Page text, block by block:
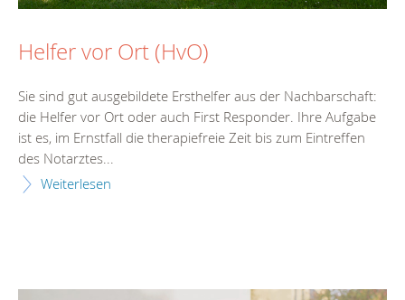
Helfer vor Ort (HvO)
Sie sind gut ausgebildete Ersthelfer aus der Nachbarschaft:
die Helfer vor Ort oder auch First Responder. Ihre Aufgabe
ist es, im Ernstfall die therapiefreie Zeit bis zum Eintreffen
des Notarztes...
Weiterlesen